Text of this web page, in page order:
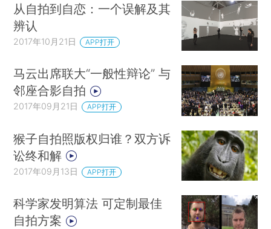
从自拍到自恋：一个误解及其
辨认
2017年10月21日 APP打开
马云出席联大“一般性辩论” 与
邻座合影自拍
2017年09月21日 APP打开
猴子自拍照版权归谁？双方诉
讼终和解
2017年09月13日 APP打开
科学家发明算法 可定制最佳
自拍方案